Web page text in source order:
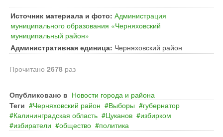
Источник материала и фото: Администрация
муниципального образования «Черняховский
муниципальный район»
Административная единица: Черняховский район
Прочитано 2678 раз
Опубликовано в Новости города и района
Теги
Черняховский район Выборы
губернатор
Калининградская область
Цуканов
избирком
избиратели
общество политика